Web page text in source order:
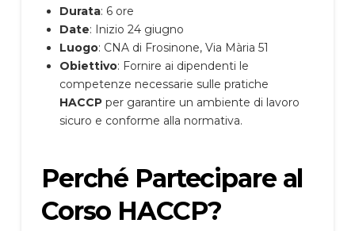
Durata: 6 ore
Date: Inizio 24 giugno
Luogo: CNA di Frosinone, Via Mària 51
Obiettivo: Fornire ai dipendenti le
competenze necessarie sulle pratiche
HACCP per garantire un ambiente di lavoro
sicuro e conforme alla normativa.
Perché Partecipare al
Corso HACCP?